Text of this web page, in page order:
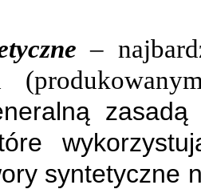
–
syntetyczne